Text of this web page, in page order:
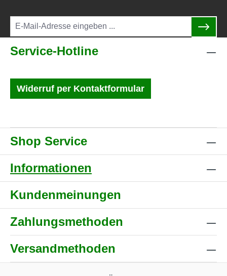
Service-Hotline
Widerruf per Kontaktformular
Shop Service
Informationen
Kundenmeinungen
Zahlungsmethoden
Versandmethoden